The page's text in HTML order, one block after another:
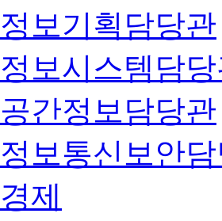
정보기획담당관
정보시스템담
공간정보담당관
정보통신보안
경제